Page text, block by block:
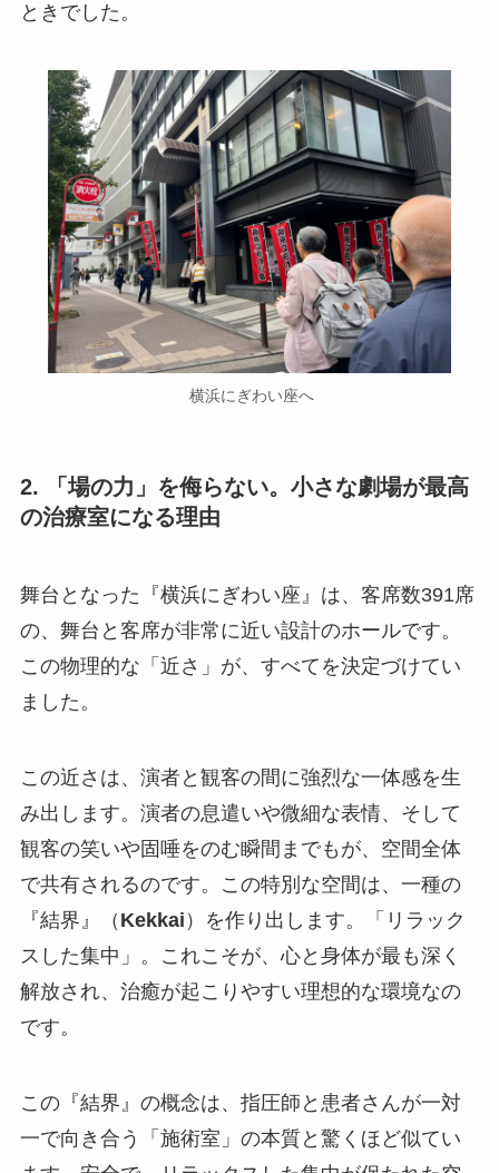
ときでした。
横浜にぎわい座へ
2. 「場の力」を侮らない。小さな劇場が最高
の治療室になる理由
舞台となった『横浜にぎわい座』は、客席数391席
の、舞台と客席が非常に近い設計のホールです。
この物理的な「近さ」が、すべてを決定づけてい
ました。
この近さは、演者と観客の間に強烈な一体感を生
み出します。演者の息遣いや微細な表情、そして
観客の笑いや固唾をのむ瞬間までもが、空間全体
で共有されるのです。この特別な空間は、一種の
『結界』（ Kekkai ）を作り出します。「リラック
スした集中」。これこそが、心と身体が最も深く
解放され、治癒が起こりやすい理想的な環境なの
です。
この『結界』の概念は、指圧師と患者さんが一対
一で向き合う「施術室」の本質と驚くほど似てい